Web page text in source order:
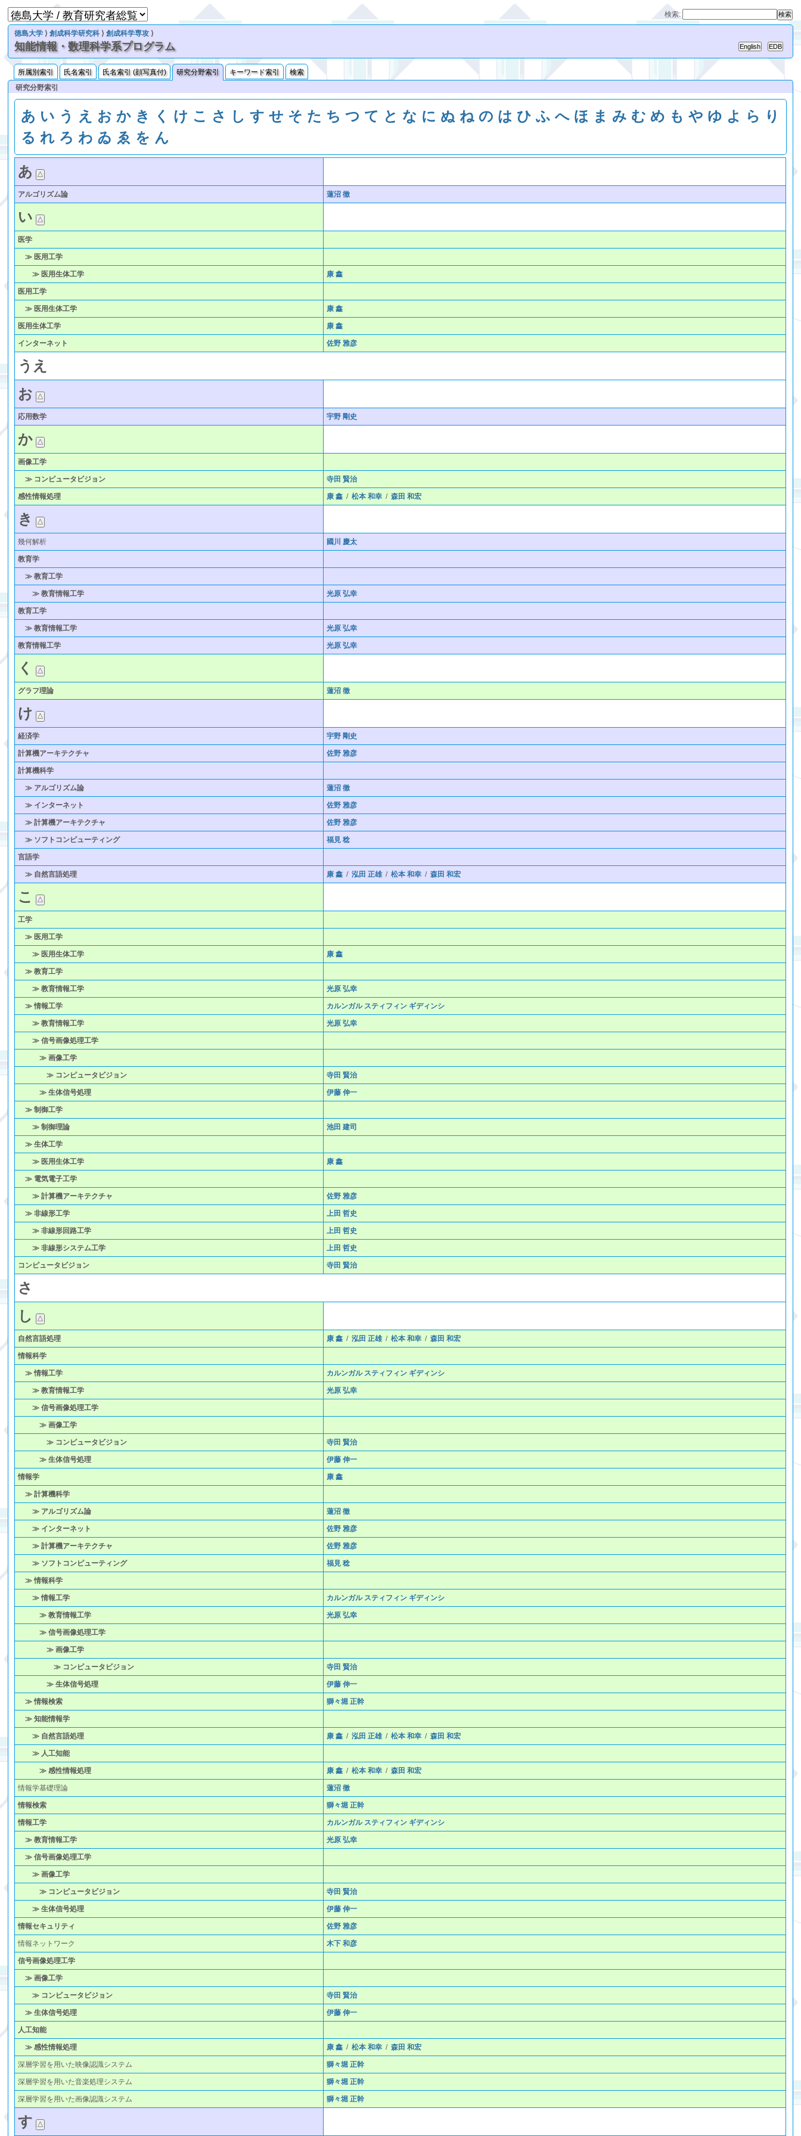
検索:
徳島大学 ⟩創成科学研究科 ⟩創成科学専攻 ⟩
知能情報・数理科学系プログラム
所属別索引 氏名索引 氏名索引 (顔写真付) 研究分野索引 キーワード索引
検索
研究分野索引
あ い う え お か き く け こ さ し す せ そ た ち つ て と な に ぬ ね の は ひ ふ へ ほ ま み む め も や ゆ よ ら り
る れ ろ わ ゐ ゑ を ん
あ
アルゴリズム論 蓮沼 徹
い
医学
≫ 医用工学
≫ 医用生体工学 康 鑫
医用工学
≫ 医用生体工学 康 鑫
医用生体工学 康 鑫
インターネット 佐野 雅彦
う え
お
応用数学 宇野 剛史
か
画像工学
≫ コンピュータビジョン 寺田 賢治
感性情報処理 康 鑫 /松本 和幸 /森田 和宏
き
幾何解析 國川 慶太
教育学
≫ 教育工学
≫ 教育情報工学 光原 弘幸
教育工学
≫ 教育情報工学 光原 弘幸
教育情報工学 光原 弘幸
く
グラフ理論 蓮沼 徹
け
経済学 宇野 剛史
計算機アーキテクチャ 佐野 雅彦
計算機科学
≫ アルゴリズム論 蓮沼 徹
≫ インターネット 佐野 雅彦
≫ 計算機アーキテクチャ 佐野 雅彦
≫ ソフトコンピューティング 福見 稔
言語学
≫ 自然言語処理 康 鑫 /泓田 正雄 /松本 和幸 /森田 和宏
こ
工学
≫ 医用工学
≫ 医用生体工学 康 鑫
≫ 教育工学
≫ 教育情報工学 光原 弘幸
≫ 情報工学 カルンガル スティフィン ギディンシ
≫ 教育情報工学 光原 弘幸
≫ 信号画像処理工学
≫ 画像工学
≫ コンピュータビジョン 寺田 賢治
≫ 生体信号処理 伊藤 伸一
≫ 制御工学
≫ 制御理論 池田 建司
≫ 生体工学
≫ 医用生体工学 康 鑫
≫ 電気電子工学
≫ 計算機アーキテクチャ 佐野 雅彦
≫ 非線形工学 上田 哲史
≫ 非線形回路工学 上田 哲史
≫ 非線形システム工学 上田 哲史
コンピュータビジョン 寺田 賢治
さ
し
自然言語処理 康 鑫 /泓田 正雄 /松本 和幸 /森田 和宏
情報科学
≫ 情報工学 カルンガル スティフィン ギディンシ
≫ 教育情報工学 光原 弘幸
≫ 信号画像処理工学
≫ 画像工学
≫ コンピュータビジョン 寺田 賢治
≫ 生体信号処理 伊藤 伸一
情報学 康 鑫
≫ 計算機科学
≫ アルゴリズム論 蓮沼 徹
≫ インターネット 佐野 雅彦
≫ 計算機アーキテクチャ 佐野 雅彦
≫ ソフトコンピューティング 福見 稔
≫ 情報科学
≫ 情報工学 カルンガル スティフィン ギディンシ
≫ 教育情報工学 光原 弘幸
≫ 信号画像処理工学
≫ 画像工学
≫ コンピュータビジョン 寺田 賢治
≫ 生体信号処理 伊藤 伸一
≫ 情報検索 獅々堀 正幹
≫ 知能情報学
≫ 自然言語処理 康 鑫 /泓田 正雄 /松本 和幸 /森田 和宏
≫ 人工知能
≫ 感性情報処理 康 鑫 /松本 和幸 /森田 和宏
情報学基礎理論 蓮沼 徹
情報検索 獅々堀 正幹
情報工学 カルンガル スティフィン ギディンシ
≫ 教育情報工学 光原 弘幸
≫ 信号画像処理工学
≫ 画像工学
≫ コンピュータビジョン 寺田 賢治
≫ 生体信号処理 伊藤 伸一
情報セキュリティ 佐野 雅彦
情報ネットワーク 木下 和彦
信号画像処理工学
≫ 画像工学
≫ コンピュータビジョン 寺田 賢治
≫ 生体信号処理 伊藤 伸一
人工知能
≫ 感性情報処理 康 鑫 /松本 和幸 /森田 和宏
深層学習を用いた映像認識システム 獅々堀 正幹
深層学習を用いた音楽処理システム 獅々堀 正幹
深層学習を用いた画像認識システム 獅々堀 正幹
す